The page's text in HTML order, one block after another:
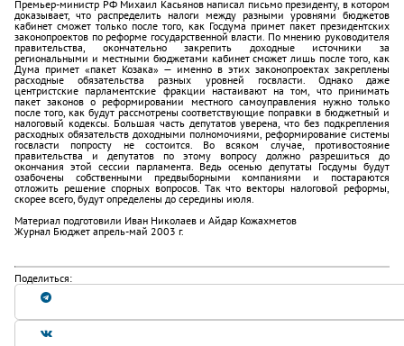
Премьер-министр РФ Михаил Касьянов написал письмо президенту, в котором
доказывает, что распределить налоги между разными уровнями бюджетов
кабинет сможет только после того, как Госдума примет пакет президентских
законопроектов по реформе государственной власти. По мнению руководителя
правительства, окончательно закрепить доходные источники за
региональными и местными бюджетами кабинет сможет лишь после того, как
Дума примет «пакет Козака» — именно в этих законопроектах закреплены
расходные обязательства разных уровней госвласти. Однако даже
центристские парламентские фракции настаивают на том, что принимать
пакет законов о реформировании местного самоуправления нужно только
после того, как будут рассмотрены соответствующие поправки в бюджетный и
налоговый кодексы. Большая часть депутатов уверена, что без подкрепления
расходных обязательств доходными полномочиями, реформирование системы
госвласти попросту не состоится. Во всяком случае, противостояние
правительства и депутатов по этому вопросу должно разрешиться до
окончания этой сессии парламента. Ведь осенью депутаты Госдумы будут
озабочены собственными предвыборными компаниями и постараются
отложить решение спорных вопросов. Так что векторы налоговой реформы,
скорее всего, будут определены до середины июля.
Материал подготовили Иван Николаев и Айдар Кожахметов
Журнал Бюджет апрель-май 2003 г.
Поделиться: